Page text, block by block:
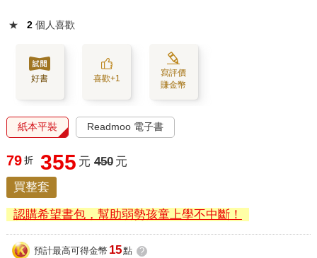
★ 2 個人喜歡
好書 喜歡+1
寫評價
賺金幣
紙本平裝 Readmoo 電子書
79 折 355 元 450 元
買整套
認購希望書包，幫助弱勢孩童上學不中斷！
預計最高可得金幣 15點 ?